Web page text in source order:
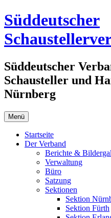
Zum
Inhalt
springen
Süddeutscher
Süddeutscher
Schausteller und
Nürnberg
Menü
Startseite
Der Verband
Berichte &
Verwaltung
Büro
Satzung
Sektionen
Sektion
Sektion Fürth